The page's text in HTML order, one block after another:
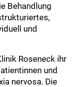
Behandlung
und
Roseneck ihr
und
nervosa. Die